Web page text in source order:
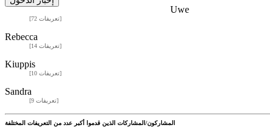
Uwe
[72 تعريفات]
Rebecca
[14 تعريفات]
Kiuppis
[10 تعريفات]
Sandra
[9 تعريفات]
المشاركون/المشاركات الذين قدموا أكبر عدد من التعريفات المختلفة